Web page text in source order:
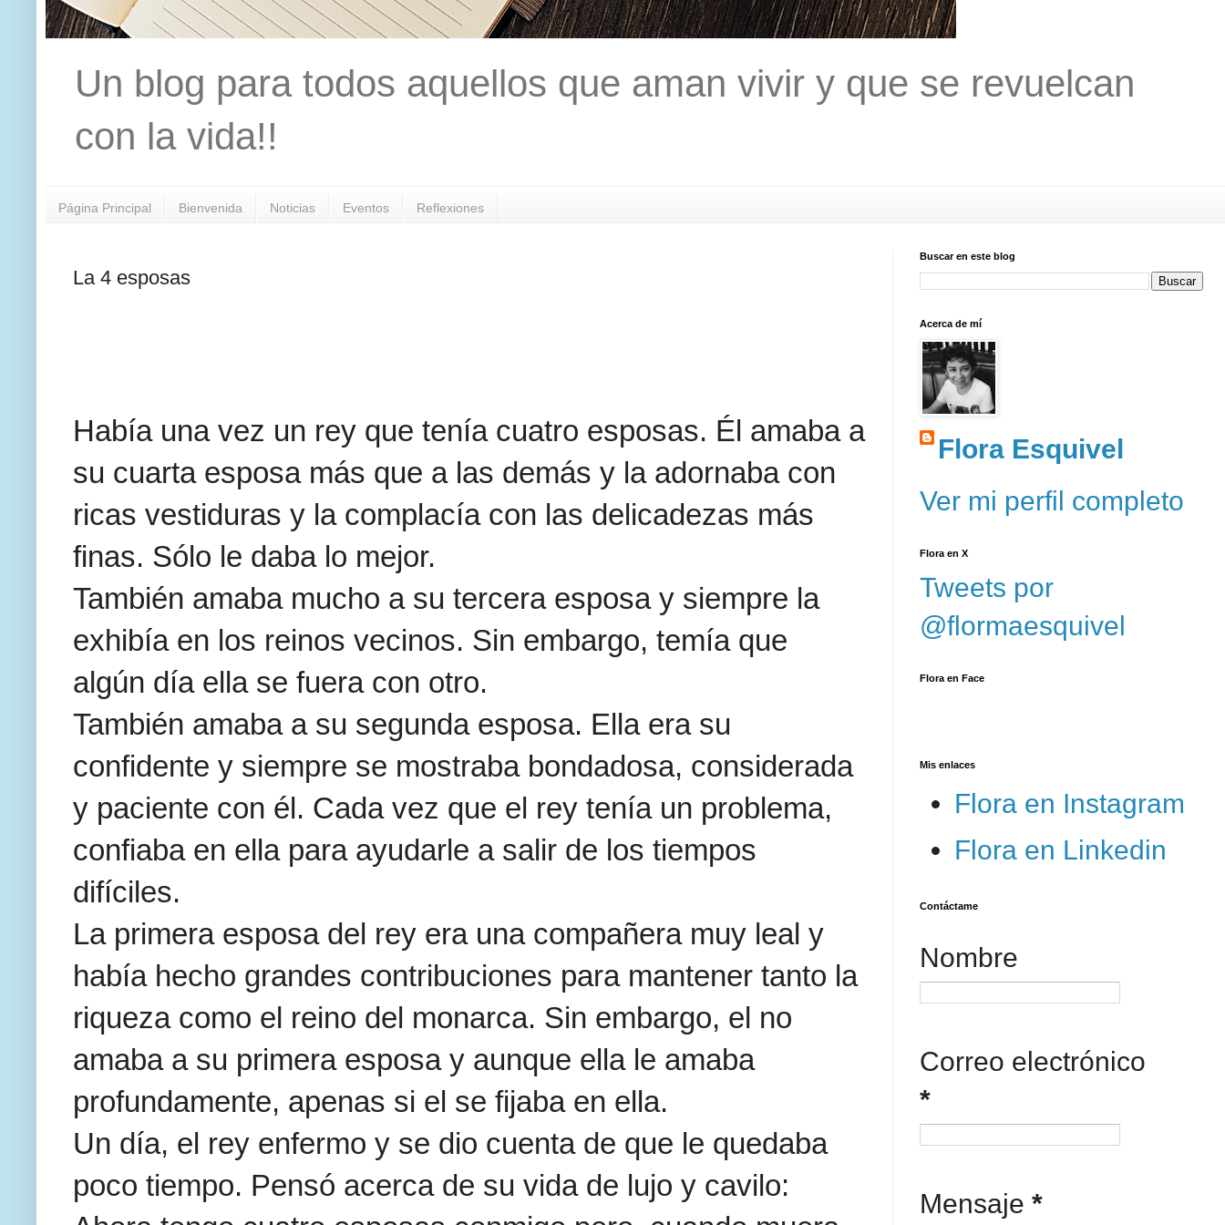
Un blog para todos aquellos que aman vivir y que se revuelcan
con la vida!!
Página Principal Bienvenida Noticias Eventos Reflexiones
La 4 esposas
Había una vez un rey que tenía cuatro esposas. Él amaba a
su cuarta esposa más que a las demás y la adornaba con
ricas vestiduras y la complacía con las delicadezas más
finas. Sólo le daba lo mejor.
También amaba mucho a su tercera esposa y siempre la
exhibía en los reinos vecinos. Sin embargo, temía que
algún día ella se fuera con otro.
También amaba a su segunda esposa. Ella era su
confidente y siempre se mostraba bondadosa, considerada
y paciente con él. Cada vez que el rey tenía un problema,
confiaba en ella para ayudarle a salir de los tiempos
difíciles.
La primera esposa del rey era una compañera muy leal y
había hecho grandes contribuciones para mantener tanto la
riqueza como el reino del monarca. Sin embargo, el no
amaba a su primera esposa y aunque ella le amaba
profundamente, apenas si el se fijaba en ella.
Un día, el rey enfermo y se dio cuenta de que le quedaba
poco tiempo. Pensó acerca de su vida de lujo y cavilo:
Buscar en este blog
Acerca de mí
Flora Esquivel
Ver mi perfil completo
Flora en X
Tweets por
@flormaesquivel
Flora en Face
Mis enlaces
Flora en Instagram
Flora en Linkedin
Contáctame
Nombre
Correo electrónico
*
Mensaje *